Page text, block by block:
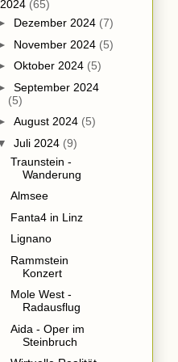
2024 (65)
Dezember 2024 (7)
November 2024 (5)
Oktober 2024 (5)
September 2024
(5)
August 2024 (5)
Juli 2024 (9)
Traunstein -
Wanderung
Almsee
Fanta4 in Linz
Lignano
Rammstein
Konzert
Mole West -
Radausflug
Aida - Oper im
Steinbruch